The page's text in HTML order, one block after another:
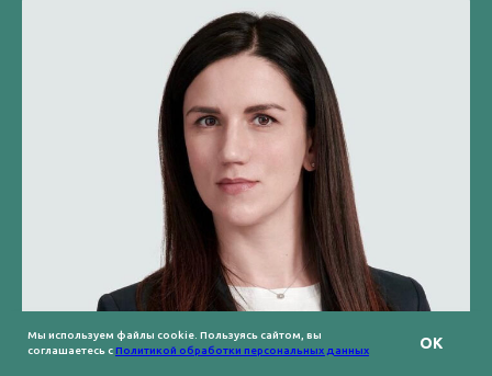
Мы используем файлы cookie. Пользуясь сайтом, вы
соглашаетесь сПолитикой обработки персональных данных OK